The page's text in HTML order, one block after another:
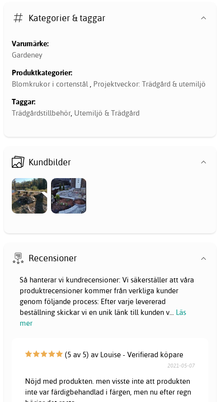
Kategorier & taggar
Varumärke:
Gardeney
Produktkategorier:
Blomkrukor i cortenstål , Projektveckor: Trädgård & utemiljö
Taggar:
Trädgårdstillbehör, Utemiljö & Trädgård
Kundbilder
Recensioner
Så hanterar vi kundrecensioner: Vi säkerställer att våra
produktrecensioner kommer från verkliga kunder
genom följande process: Efter varje levererad
beställning skickar vi en unik länk till kunden v... Läs
mer
(5 av 5) av Louise - Verifierad köpare
2021-05-07
Nöjd med produkten. men visste inte att produkten
inte var färdigbehandlad i färgen, men nu efter regn